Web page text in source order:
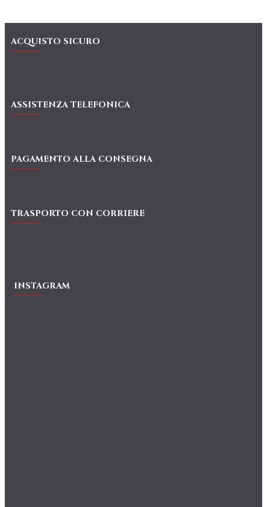
ACQUISTO SICURO
ASSISTENZA TELEFONICA
PAGAMENTO ALLA CONSEGNA
TRASPORTO CON CORRIERE
INSTAGRAM